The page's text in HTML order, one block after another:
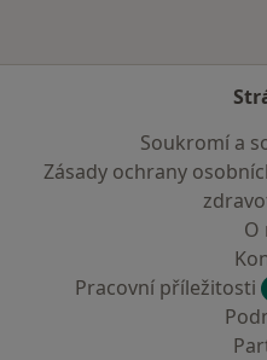
Soukromí a
Zásady ochrany
O
Pracovní příležitosti